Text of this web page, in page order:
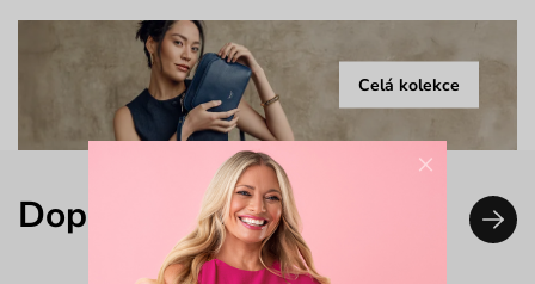
Celá kolekce
Doplň svůj look
×